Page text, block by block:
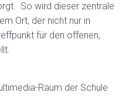
So wird dieser zentrale
Ort, der nicht nur in
für den offenen,
Raum der Schule